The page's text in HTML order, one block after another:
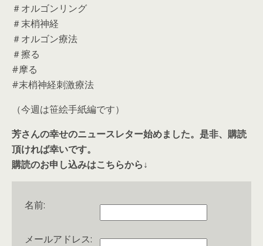
＃オルゴンリング
＃末梢神経
＃オルゴン療法
＃擦る
#摩る
#末梢神経刺激療法
（今週は笹絵手紙編です）
芳さんの幸せのニュースレター始めました。是非、購読
頂ければ幸いです。
購読のお申し込みはこちらから↓
名前:
メールアドレス: